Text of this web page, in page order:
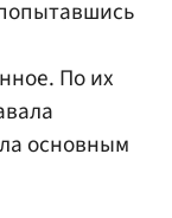
По их
основным